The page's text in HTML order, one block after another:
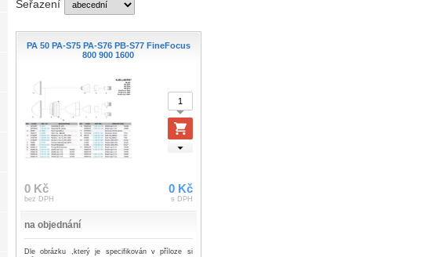
Seřazení
PA 50 PA-S75 PA-S76 PB-S77 FineFocus
800 900 1600
0 Kč
bez DPH
0 Kč
s DPH
na objednání
Dle obrázku ,který je specifikován v příloze si